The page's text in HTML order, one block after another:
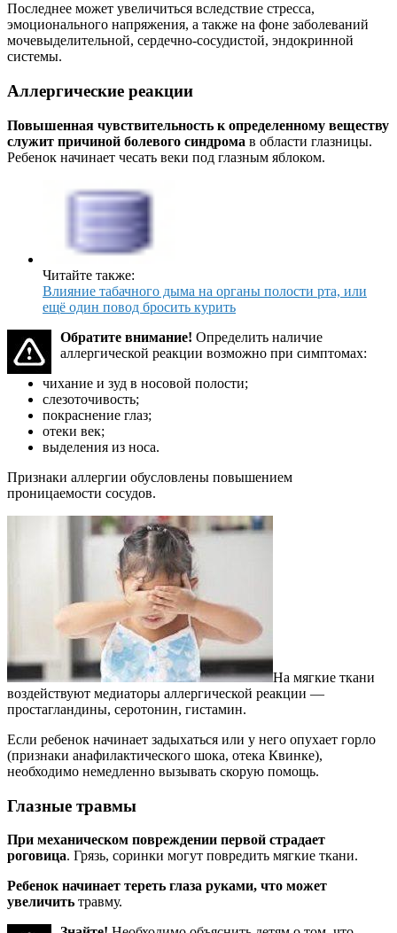
Последнее может увеличиться вследствие стресса,
эмоционального напряжения, а также на фоне заболеваний
мочевыделительной, сердечно-сосудистой, эндокринной
системы.
Аллергические реакции
Повышенная чувствительность к определенному веществу
служит причиной болевого синдрома в области глазницы.
Ребенок начинает чесать веки под глазным яблоком.
Читайте также:
Влияние табачного дыма на органы полости рта, или
ещё один повод бросить курить
Обратите внимание! Определить наличие
аллергической реакции возможно при симптомах:
чихание и зуд в носовой полости;
слезоточивость;
покраснение глаз;
отеки век;
выделения из носа.
Признаки аллергии обусловлены повышением
проницаемости сосудов.
На мягкие ткани
воздействуют медиаторы аллергической реакции —
простагландины, серотонин, гистамин.
Если ребенок начинает задыхаться или у него опухает горло
(признаки анафилактического шока, отека Квинке),
необходимо немедленно вызывать скорую помощь.
Глазные травмы
При механическом повреждении первой страдает
роговица. Грязь, соринки могут повредить мягкие ткани.
Ребенок начинает тереть глаза руками, что может
увеличить травму.